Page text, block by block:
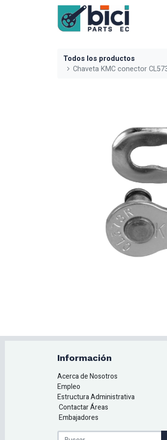
Todos los productos
Chaveta KMC conector
Información
Acerca de Nosotros
Empleo
Estructura Administrativa
Contactar Áreas
Embajadores